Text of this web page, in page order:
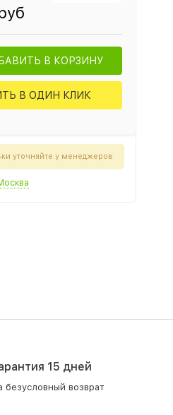
В КОРЗИНУ
В ОДИН КЛИК
уточняйте у менеджеров
15 дней
безусловный возврат